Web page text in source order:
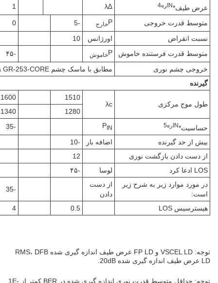
عرض طیف*Nاره4
∆λ
1
متوسط قدرت خروجی Pخارج -5
0
نسبت انقراض
اورژانس
10
متوسط قدرت فرستنده خاموش
Pخاموش
-۴۵
خروجی چشم نوری
مطابق با ماسک چشم Telcordia GR-253-CORE و ITU-T G957
گیرنده
طول موج مرکزی λc
1510
1600
1280
1340
حساسیت*Nاره5
PIN
-35
بیش از حد گیرنده
اضافه بار
-10
از دست دادن بازگشت نوری
12
LOS ادعا کرد
لوسا
-۴۵
در مورد موارد زیر به شرح زیر
است:
از دست
دادن
-35
هیسترسیس LOS 0.5
4
توجه: VSCEL LD و FP LD عرض طیف اندازه گیری شده RMS، DFB
LD عرض طیف اندازه گیری شده 20dB.
توجه: حداقل متوسط قدرت نوری اندازه گیری شده در BER کمتر از 1E-